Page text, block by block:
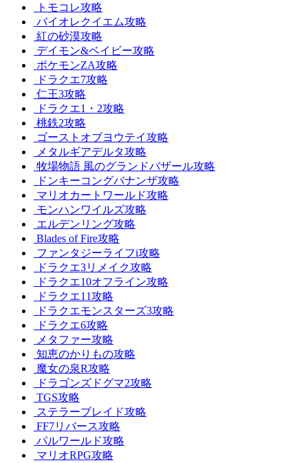
トモコレ攻略
バイオレクイエム攻略
紅の砂漠攻略
デイモン&ベイビー攻略
ポケモンZA攻略
ドラクエ7攻略
仁王3攻略
ドラクエ1・2攻略
桃鉄2攻略
ゴーストオブヨウテイ攻略
メタルギアデルタ攻略
牧場物語 風のグランドバザール攻略
ドンキーコングバナンザ攻略
マリオカートワールド攻略
モンハンワイルズ攻略
エルデンリング攻略
Blades of Fire攻略
ファンタジーライフi攻略
ドラクエ3リメイク攻略
ドラクエ10オフライン攻略
ドラクエ11攻略
ドラクエモンスターズ3攻略
ドラクエ6攻略
メタファー攻略
知恵のかりもの攻略
魔女の泉R攻略
ドラゴンズドグマ2攻略
TGS攻略
ステラーブレイド攻略
FF7リバース攻略
パルワールド攻略
マリオRPG攻略